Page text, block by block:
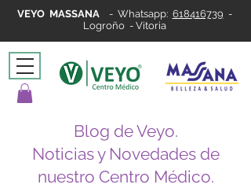
VEYO MASSANA- Whatsapp: 618416739 -
Logroño - Vitoria
Blog de Veyo.
Noticias y Novedades de
nuestro Centro Médico.